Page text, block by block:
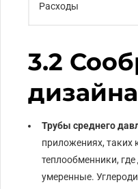
Расходы
3.2
дизайна
Трубы среднего
приложениях,
теплообменники,
умеренные.